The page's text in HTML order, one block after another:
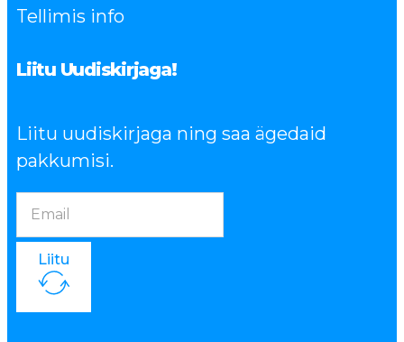
Tellimis info
Liitu Uudiskirjaga!
Liitu uudiskirjaga ning saa ägedaid
pakkumisi.
Liitu